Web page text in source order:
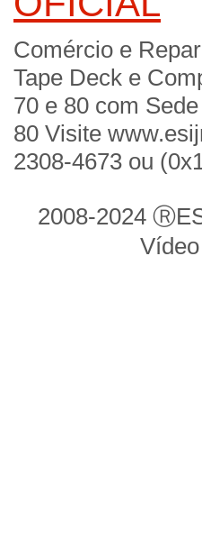
Comércio e
Tape Deck e
70 e 80 com
80 Visite
2308-4673 ou
2008-2024